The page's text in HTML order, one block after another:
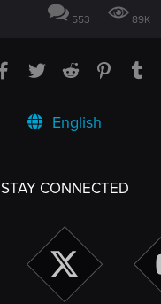
553 89K
Facebook
TwitterReddit Pinterest
English
STAY CONNECTED